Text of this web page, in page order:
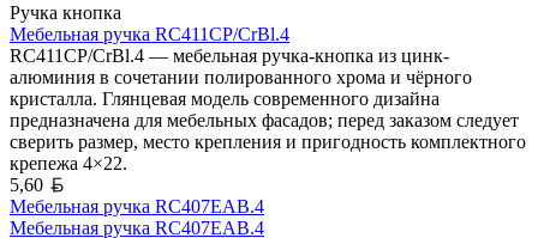
Ручка кнопка
Мебельная ручка RC411CP/CrBl.4
RC411CP/CrBl.4 — мебельная ручка-кнопка из цинк-
алюминия в сочетании полированного хрома и чёрного
кристалла. Глянцевая модель современного дизайна
предназначена для мебельных фасадов; перед заказом следует
сверить размер, место крепления и пригодность комплектного
крепежа 4×22.
5,60
Мебельная ручка RC407EAB.4
Мебельная ручка RC407EAB.4